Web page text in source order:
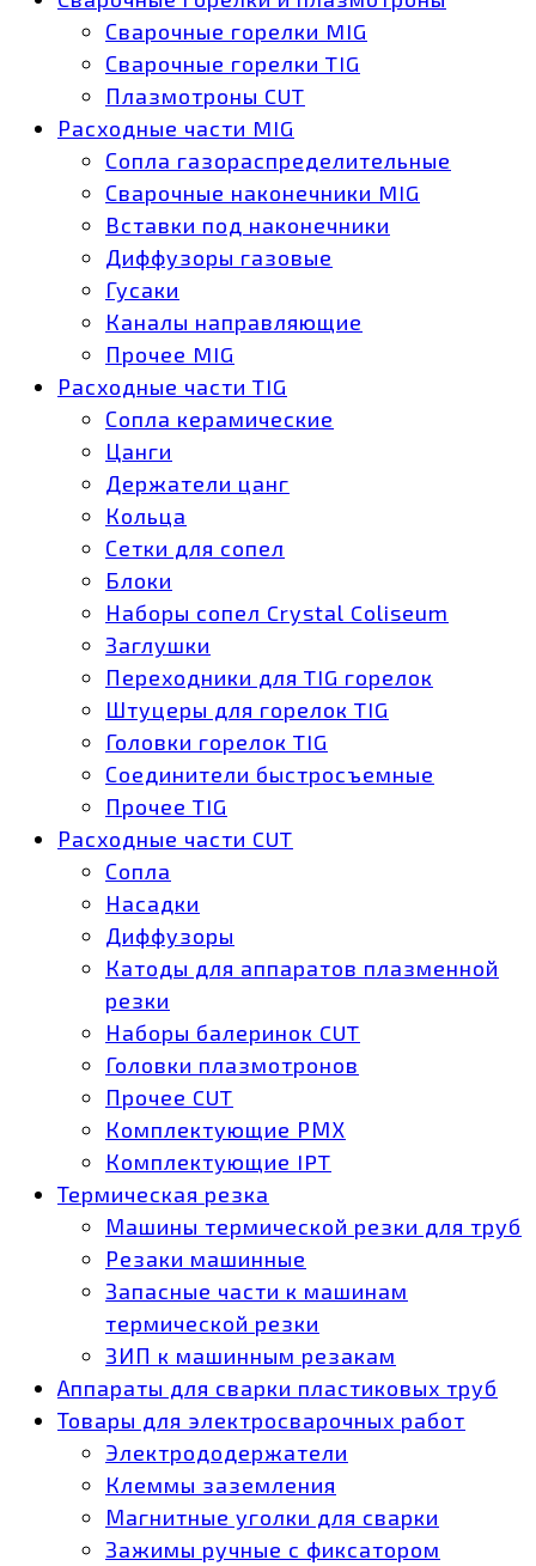
Сварочные горелки MIG
Сварочные горелки TIG
Плазмотроны CUT
Расходные части MIG
Сопла газораспределительные
Сварочные наконечники MIG
Вставки под наконечники
Диффузоры газовые
Гусаки
Каналы направляющие
Прочее MIG
Расходные части TIG
Сопла керамические
Цанги
Держатели цанг
Кольца
Сетки для сопел
Блоки
Наборы сопел Crystal Coliseum
Заглушки
Переходники для TIG горелок
Штуцеры для горелок TIG
Головки горелок TIG
Соединители быстросъемные
Прочее TIG
Расходные части CUT
Сопла
Насадки
Диффузоры
Катоды для аппаратов плазменной
резки
Наборы балеринок CUT
Головки плазмотронов
Прочее CUT
Комплектующие РМХ
Комплектующие IPT
Термическая резка
Машины термической резки для труб
Резаки машинные
Запасные части к машинам
термической резки
ЗИП к машинным резакам
Аппараты для сварки пластиковых труб
Товары для электросварочных работ
Электрододержатели
Клеммы заземления
Магнитные уголки для сварки
Зажимы ручные с фиксатором